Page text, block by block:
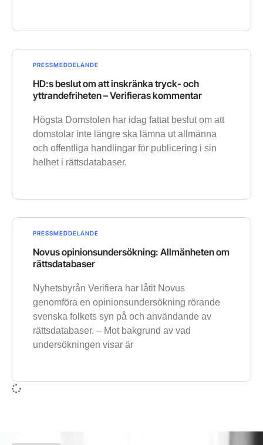
PRESSMEDDELANDE
HD:s beslut om att inskränka tryck- och
yttrandefriheten – Verifieras kommentar
Högsta Domstolen har idag fattat beslut om att
domstolar inte längre ska lämna ut allmänna
och offentliga handlingar för publicering i sin
helhet i rättsdatabaser.
PRESSMEDDELANDE
Novus opinionsundersökning: Allmänheten om
rättsdatabaser
Nyhetsbyrån Verifiera har låtit Novus
genomföra en opinionsundersökning rörande
svenska folkets syn på och användande av
rättsdatabaser. – Mot bakgrund av vad
undersökningen visar är